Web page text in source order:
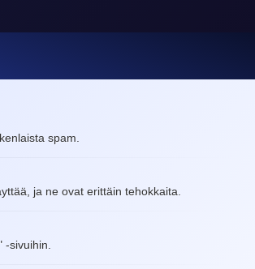
spam.
ja ne ovat erittäin tehokkaita.
sivuihin.